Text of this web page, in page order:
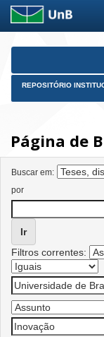
Skip
REPOSITÓRIO
Página de
Buscar em:
por
Filtros correntes: